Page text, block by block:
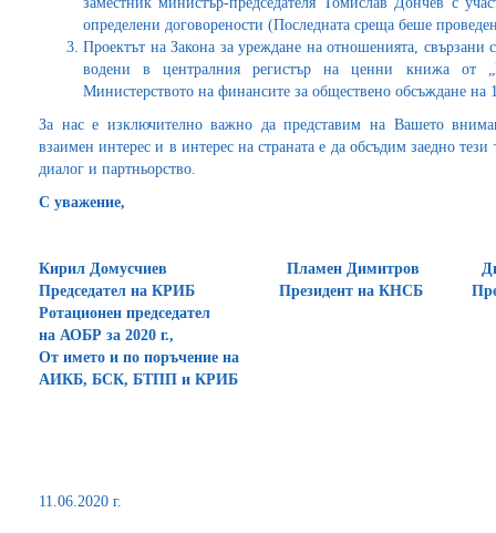
определени договорености (Последната среща беше
Проектът на Закона за уреждане на отношенията,
водени в централния регистър на ценни книжа от
Министерството на финансите за обществено обсъждане на
За нас е изключително важно да представим на Вашето
взаимен интерес и в интерес на страната е да обсъдим заедно
диалог и партньорство.
С уважение,
Кирил Домусчиев Пламен Димитров
Председател на КРИБ Президент на КНСБ
Ротационен председател
на АОБР за 2020 г.,
От името и по поръчение на
АИКБ, БСК, БТПП и КРИБ
11.06.2020 г.